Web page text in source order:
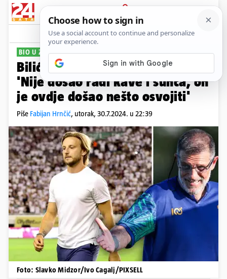
PRIJAVA
Sport Komentari
BIO U ZAGREBU
Bilić o dolasku Rakete u Hajduk:
'Nije došao radi kave i sunca, on
je ovdje došao nešto osvojiti'
Piše Fabijan Hrnčić, utorak, 30.7.2024. u 22:39
Foto: Slavko Midzor/Ivo Cagalj/PIXSELL